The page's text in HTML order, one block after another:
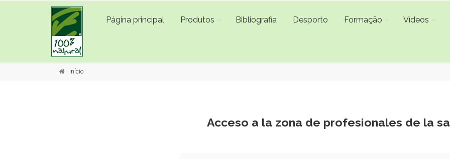
Página principal Produtos Bibliografia Desporto Formação Vídeos
Início
Acceso a la zona de profesionales de la